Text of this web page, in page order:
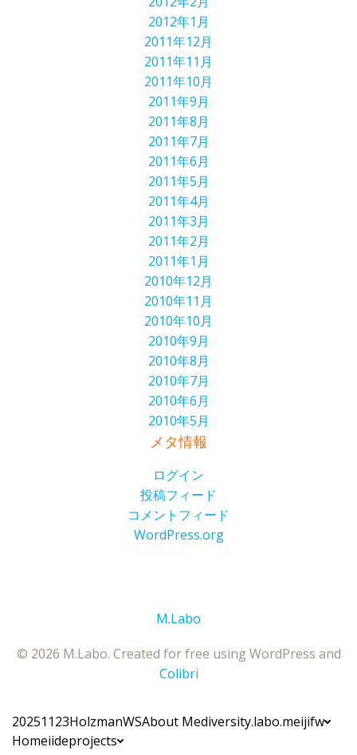
2012年1月
2011年12月
2011年11月
2011年10月
2011年9月
2011年8月
2011年7月
2011年6月
2011年5月
2011年4月
2011年3月
2011年2月
2011年1月
2010年12月
2010年11月
2010年10月
2010年9月
2010年8月
2010年7月
2010年6月
2010年5月
メタ情報
ログイン
投稿フィード
コメントフィード
WordPress.org
M.Labo
© 2026 M.Labo. Created for free using WordPress and
Colibri
20251123HolzmanWSAbout Mediversity.labo.meijifw
Homeiideprojects